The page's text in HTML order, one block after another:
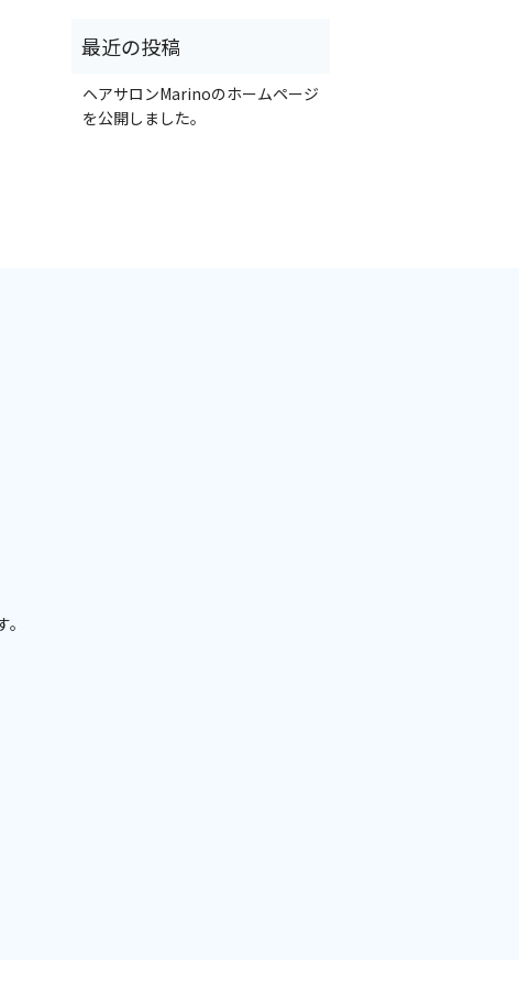
ヘアサロンMarinoのホームページ
を公開しました。